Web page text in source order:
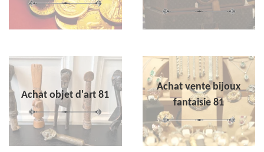
Achat objet d'art 81
Achat vente bijoux
fantaisie 81